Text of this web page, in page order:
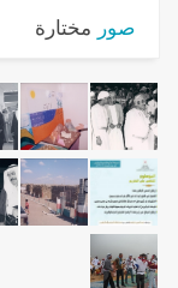
صور مختارة